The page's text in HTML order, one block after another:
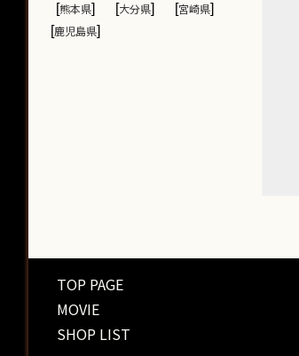
[熊本県] [大分県] [宮崎県]
[鹿児島県]
TOP PAGE
MOVIE
SHOP LIST